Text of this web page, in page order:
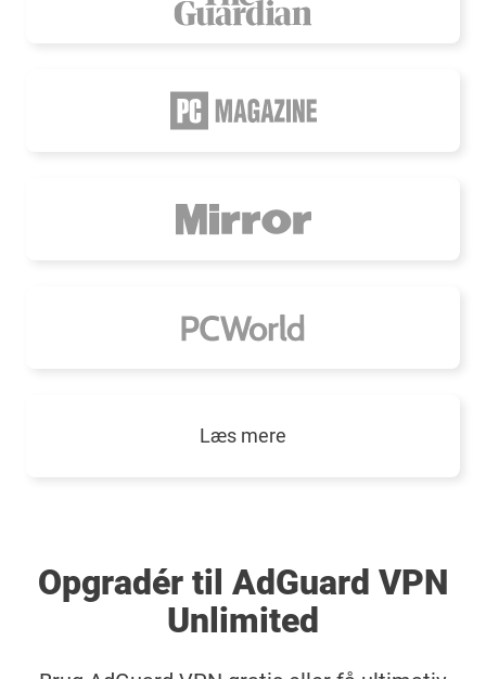
Læs mere
Opgradér til AdGuard VPN
Unlimited